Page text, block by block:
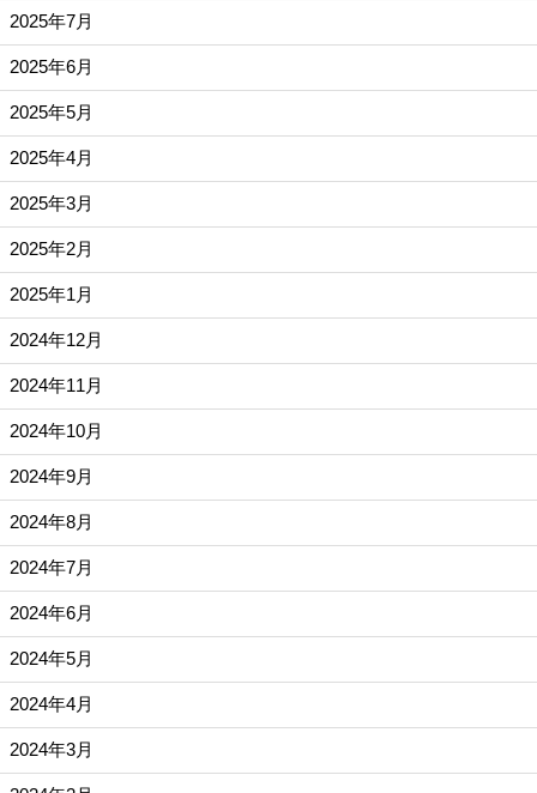
2025年7月
2025年6月
2025年5月
2025年4月
2025年3月
2025年2月
2025年1月
2024年12月
2024年11月
2024年10月
2024年9月
2024年8月
2024年7月
2024年6月
2024年5月
2024年4月
2024年3月